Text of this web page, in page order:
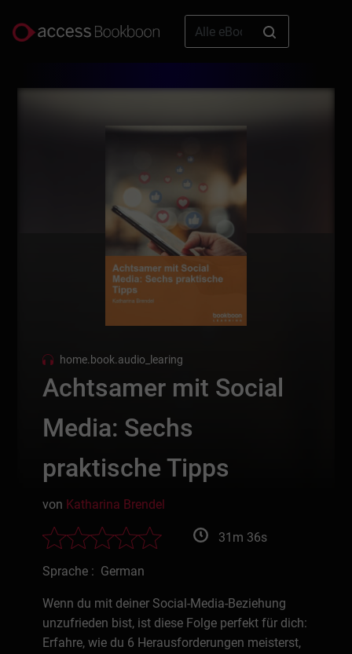
home.book.audio_learing
Achtsamer mit Social
Media: Sechs
praktische Tipps
von Katharina Brendel
31m 36s
Sprache : German
Wenn du mit deiner Social-Media-Beziehung
unzufrieden bist, ist diese Folge perfekt für dich:
Erfahre, wie du 6 Herausforderungen meisterst,